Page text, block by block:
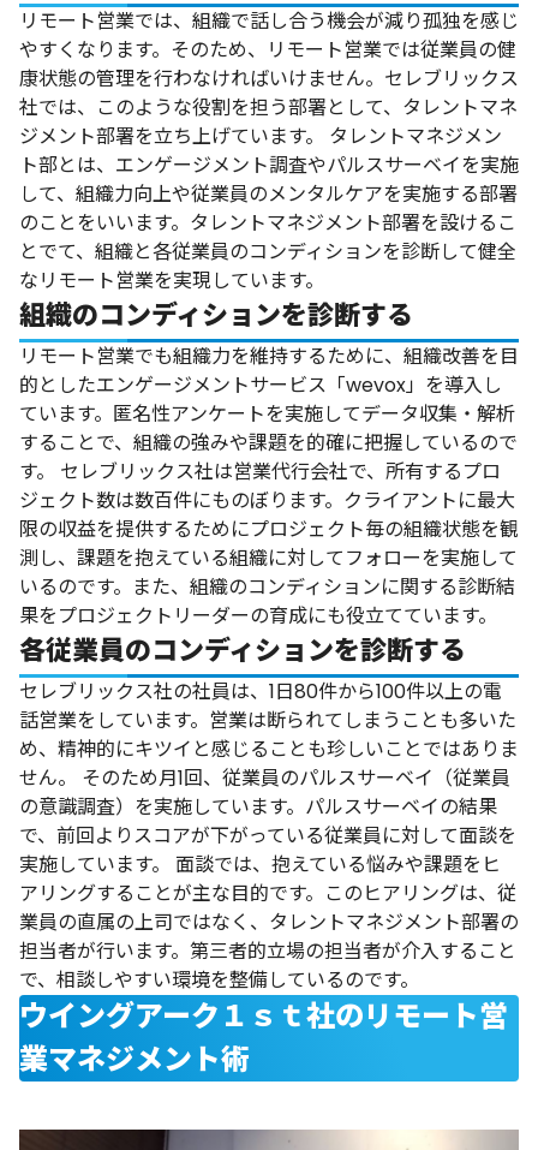
リモート営業では、組織で話し合う機会が減り孤独を感じ
やすくなります。そのため、リモート営業では従業員の健
康状態の管理を行わなければいけません。セレブリックス
社では、このような役割を担う部署として、タレントマネ
ジメント部署を立ち上げています。
タレントマネジメン
ト部とは、エンゲージメント調査やパルスサーベイを実施
して、組織力向上や従業員のメンタルケアを実施する部署
のことをいいます。タレントマネジメント部署を設けるこ
とでて、組織と各従業員のコンディションを診断して健全
なリモート営業を実現しています。
組織のコンディションを診断する
リモート営業でも組織力を維持するために、組織改善を目
的としたエンゲージメントサービス「wevox」を導入し
ています。匿名性アンケートを実施してデータ収集・解析
することで、組織の強みや課題を的確に把握しているので
す。
セレブリックス社は営業代行会社で、所有するプロ
ジェクト数は数百件にものぼります。クライアントに最大
限の収益を提供するためにプロジェクト毎の組織状態を観
測し、課題を抱えている組織に対してフォローを実施して
いるのです。また、組織のコンディションに関する診断結
果をプロジェクトリーダーの育成にも役立てています。
各従業員のコンディションを診断する
セレブリックス社の社員は、1日80件から100件以上の電
話営業をしています。営業は断られてしまうことも多いた
め、精神的にキツイと感じることも珍しいことではありま
せん。
そのため月1回、従業員のパルスサーベイ（従業員
の意識調査）を実施しています。パルスサーベイの結果
で、前回よりスコアが下がっている従業員に対して面談を
実施しています。
面談では、抱えている悩みや課題をヒ
アリングすることが主な目的です。このヒアリングは、従
業員の直属の上司ではなく、タレントマネジメント部署の
担当者が行います。第三者的立場の担当者が介入すること
で、相談しやすい環境を整備しているのです。
ウイングアーク１ｓｔ社のリモート営
業マネジメント術